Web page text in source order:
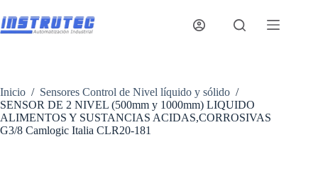
al
contenido
Inicio / Sensores Control de Nivel líquido y sólido /
SENSOR DE 2 NIVEL (500mm y 1000mm) LIQUIDO
ALIMENTOS Y SUSTANCIAS ACIDAS,CORROSIVAS
G3/8 Camlogic Italia CLR20-181